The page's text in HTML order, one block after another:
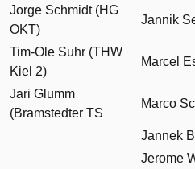
Jorge Schmidt (HG
OKT)
Jannik
Tim-Ole Suhr (THW
Kiel 2)
Marcel
Jari Glumm
(Bramstedter TS
Marco
Jannek
Jerome